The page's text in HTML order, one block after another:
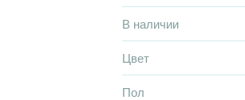
В наличии
Цвет
Пол